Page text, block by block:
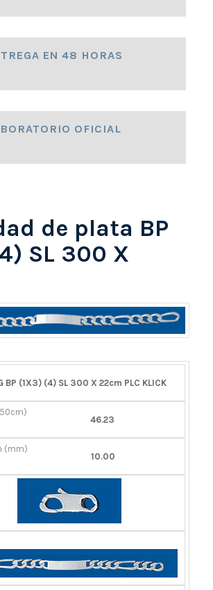
EN 48 HORAS
OFICIAL
de plata BP
SL 300 X
PESO
(APROX
DIÁMETRO/ANCHO CIERRE
BP (1X3) (4) SL 300 X 22cm PLC KLICK
46.23
10.00